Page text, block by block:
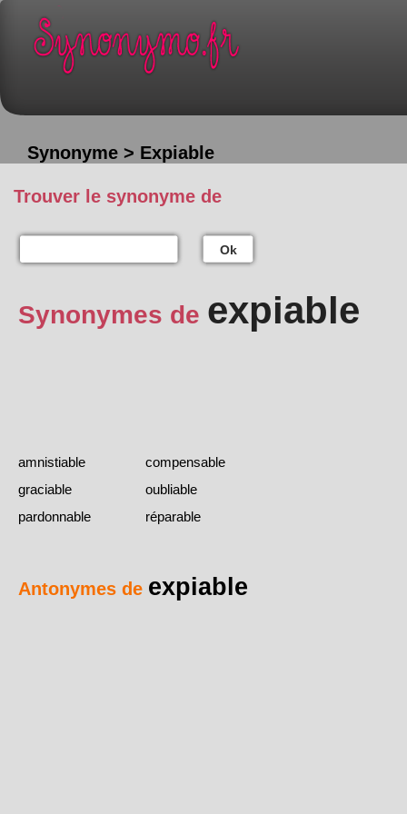
Synonyme > Expiable
Trouver le synonyme de
Ok
Synonymes de expiable
amnistiable
compensable
graciable
oubliable
pardonnable
réparable
Antonymes de expiable